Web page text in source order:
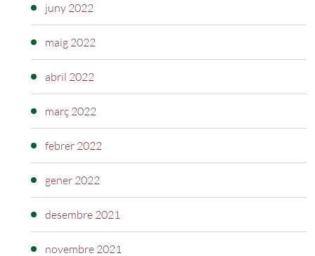
juny 2022
maig 2022
abril 2022
març 2022
febrer 2022
gener 2022
desembre 2021
novembre 2021